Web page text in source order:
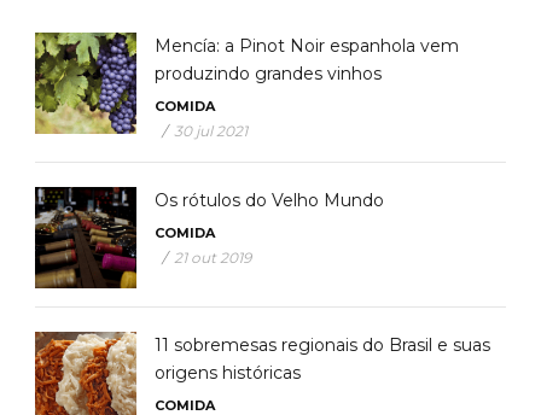
Mencía: a Pinot Noir espanhola vem
produzindo grandes vinhos
COMIDA
/ 30 jul 2021
Os rótulos do Velho Mundo
COMIDA
/ 21 out 2019
11 sobremesas regionais do Brasil e suas
origens históricas
COMIDA